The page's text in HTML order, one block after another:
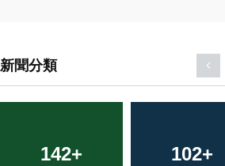
新聞分類
185+ 57+